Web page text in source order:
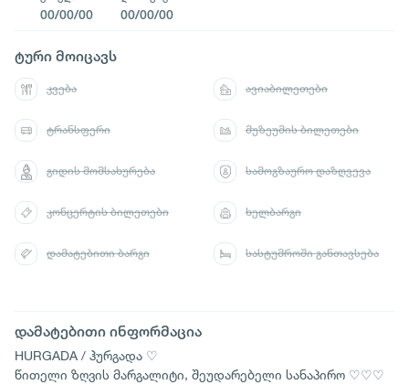
00/00/00 00/00/00
დამატებითი ინფორმაცია
HURGADA / ჰურგადა ♡
წითელი ზღვის მარგალიტი, შეუდარებელი სანაპირო ♡♡♡
ტური მოიცავს
კვება ავიაბილეთები
ტრანსფერი მუზეუმის ბილეთები
გიდის მომსახურება სამოგზაურო დაზღვევა
კონცერტის ბილეთები ხელბარგი
დამატებითი ბარგი სასტუმროში განთავსება